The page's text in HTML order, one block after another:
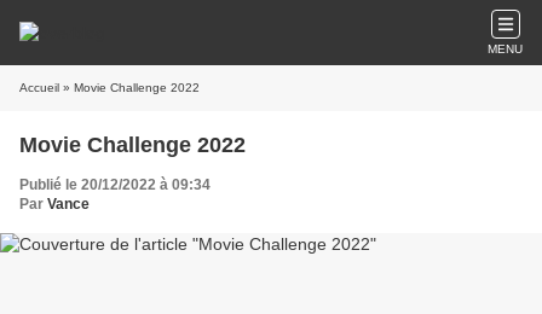
MENU
Accueil » Movie Challenge 2022
Movie Challenge 2022
Publié le 20/12/2022 à 09:34
Par Vance